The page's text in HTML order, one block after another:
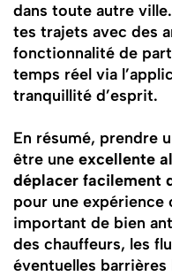
dans toute autre
tes trajets avec des
fonctionnalité de
temps réel via
tranquillité d’esprit.
En résumé, prendre
être une excellente
déplacer facilement
pour une expérience
important de bien
des chauffeurs, les
éventuelles